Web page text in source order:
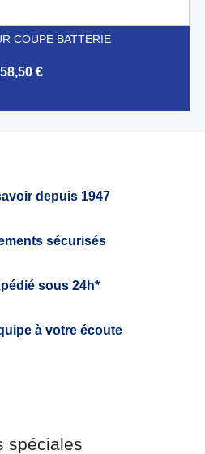
COUPE BATTERIE
58,50 €
depuis 1947
sécurisés
sous 24h*
à votre écoute
spéciales